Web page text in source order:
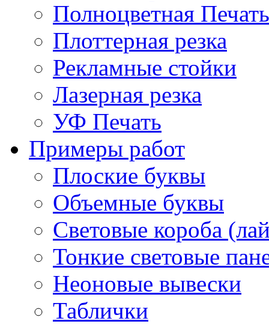
Полноцветная Печать
Плоттерная резка
Рекламные стойки
Лазерная резка
УФ Печать
Примеры работ
Плоские буквы
Объемные буквы
Световые короба
Тонкие световые
Неоновые вывески
Таблички